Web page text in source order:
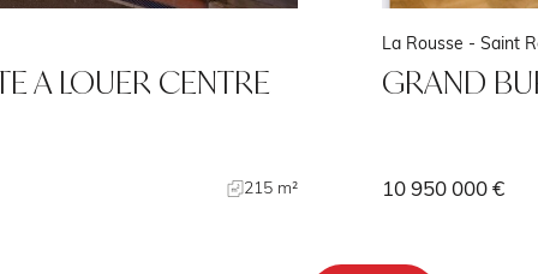
A LOUER CENTRE
215 m²
La Rousse - Saint
GRAND
10 950 000 €